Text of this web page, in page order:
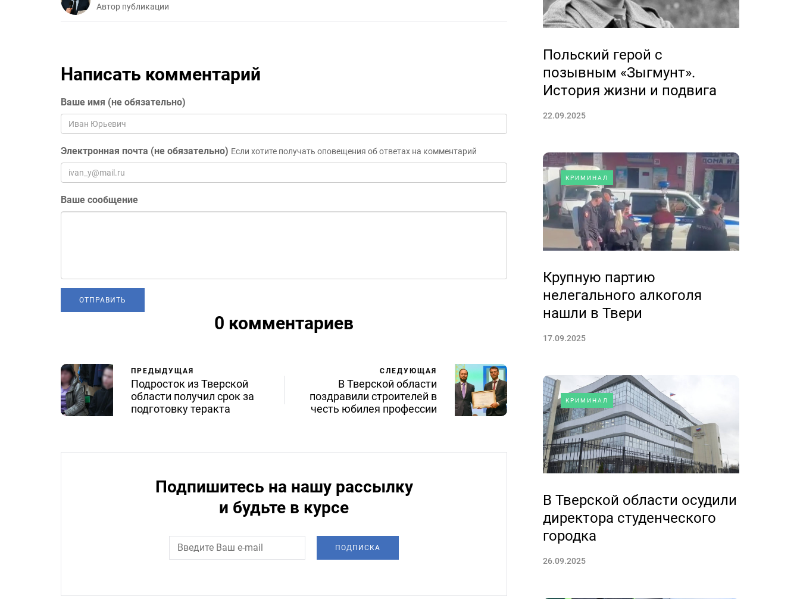
Автор публикации
Написать комментарий
Ваше имя (не обязательно)
Электронная почта (не обязательно) Если хотите получать оповещения об ответах на комментарий
Ваше сообщение
0 комментариев
ПРЕДЫДУЩАЯ
Подросток из Тверской
области получил срок за
подготовку теракта
СЛЕДУЮЩАЯ
В Тверской области
поздравили строителей в
честь юбилея профессии
Подпишитесь на нашу рассылку
и будьте в курсе
ПОДПИСКА
Польский герой с
позывным «Зыгмунт».
История жизни и подвига
22.09.2025
КРИМИНАЛ
Крупную партию
нелегального алкоголя
нашли в Твери
17.09.2025
КРИМИНАЛ
В Тверской области осудили
директора студенческого
городка
26.09.2025